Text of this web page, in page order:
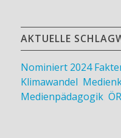
AKTUELLE
Nominiert 2024
Klimawandel
Medienpädagogik,